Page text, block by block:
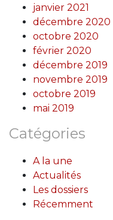
janvier 2021
décembre 2020
octobre 2020
février 2020
décembre 2019
novembre 2019
octobre 2019
mai 2019
Catégories
A la une
Actualités
Les dossiers
Récemment